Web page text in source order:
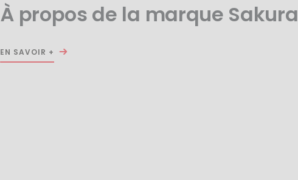
À propos de la marque Sakura
EN SAVOIR +